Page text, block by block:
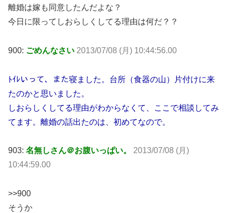
離婚は嫁も同意したんだよな？
今日に限ってしおらしくしてる理由は何だ？？
900: ごめんなさい 2013/07/08 (月) 10:44:56.00
ﾄｲﾚいって、また寝ました。台所（食器の山）片付けに来
たのかと思いました。
しおらしくしてる理由がわからなくて、ここで相談してみ
てます。離婚の話出たのは、初めてなので。
903: 名無しさん＠お腹いっぱい。 2013/07/08 (月)
10:44:59.00
>>900
そうか